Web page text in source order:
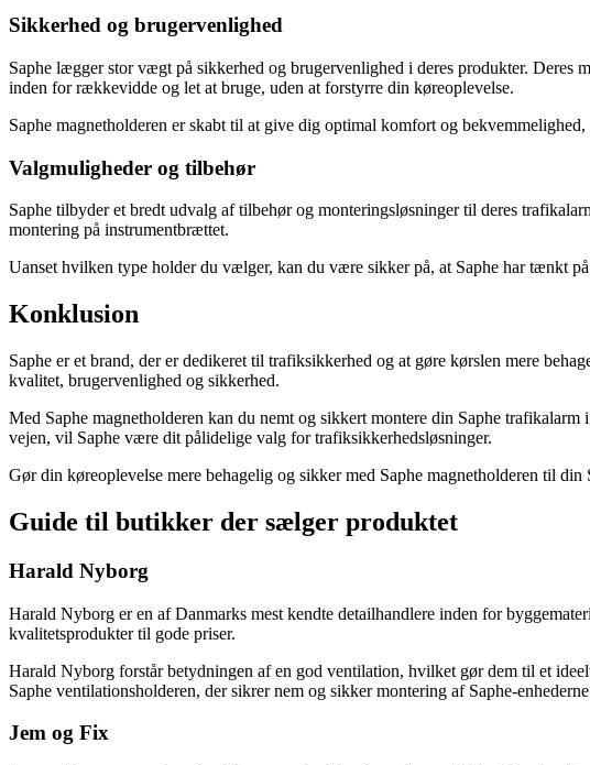
Sikkerhed og brugervenlighed
Saphe lægger stor vægt på sikkerhed og brugervenlighed i deres produkter. Deres
inden for rækkevidde og let at bruge, uden at forstyrre din køreoplevelse.
Saphe magnetholderen er skabt til at give dig optimal komfort og
Valgmuligheder og tilbehør
Saphe tilbyder et bredt udvalg af tilbehør og monteringsløsninger til deres
montering på instrumentbrættet.
Uanset hvilken type holder du vælger, kan du være sikker på, at Saphe har tænkt
Konklusion
Saphe er et brand, der er dedikeret til trafiksikkerhed og at gøre kørslen mere
kvalitet, brugervenlighed og sikkerhed.
Med Saphe magnetholderen kan du nemt og sikkert montere din Saphe
vejen, vil Saphe være dit pålidelige valg for trafiksikkerhedsløsninger.
Gør din køreoplevelse mere behagelig og sikker med Saphe magnetholderen til
Guide til butikker der sælger produktet
Harald Nyborg
Harald Nyborg er en af Danmarks mest kendte detailhandlere inden for
kvalitetsprodukter til gode priser.
Harald Nyborg forstår betydningen af ​​en god ventilation, hvilket gør dem til et
Saphe ventilationsholderen, der sikrer nem og sikker montering af Saphe-
Jem og Fix